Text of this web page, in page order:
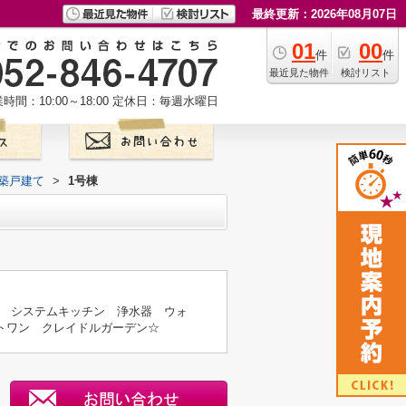
最終更新：2026年08月07日
01件
最近見た物件
00件
検討リスト
時間：10:00～18:00 定休日：毎週水曜日
戸建て > 1号棟
システムキッチン 浄水器 ウォ
ワン クレイドルガーデン☆